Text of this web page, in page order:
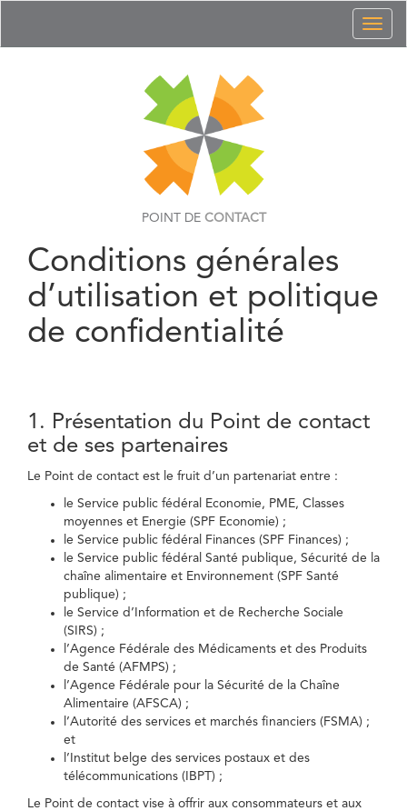
POINT DE CONTACT
Conditions générales
d’utilisation et politique
de confidentialité
1. Présentation du Point de contact
et de ses partenaires
Le Point de contact est le fruit d’un partenariat entre :
le Service public fédéral Economie, PME, Classes
moyennes et Energie (SPF Economie) ;
le Service public fédéral Finances (SPF Finances) ;
le Service public fédéral Santé publique, Sécurité de la
chaîne alimentaire et Environnement (SPF Santé
publique) ;
le Service d’Information et de Recherche Sociale
(SIRS) ;
l’Agence Fédérale des Médicaments et des Produits
de Santé (AFMPS) ;
l’Agence Fédérale pour la Sécurité de la Chaîne
Alimentaire (AFSCA) ;
l’Autorité des services et marchés financiers (FSMA) ;
et
l’Institut belge des services postaux et des
télécommunications (IBPT) ;
Le Point de contact vise à offrir aux consommateurs et aux